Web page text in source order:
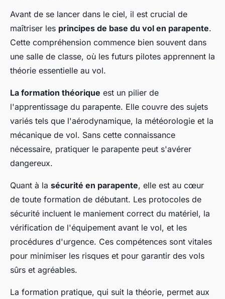
Avant de se lancer dans le ciel, il est crucial de
maîtriser les principes de base du vol en parapente.
Cette compréhension commence bien souvent dans
une salle de classe, où les futurs pilotes apprennent la
théorie essentielle au vol.
La formation théorique est un pilier de
l'apprentissage du parapente. Elle couvre des sujets
variés tels que l'aérodynamique, la météorologie et la
mécanique de vol. Sans cette connaissance
nécessaire, pratiquer le parapente peut s'avérer
dangereux.
Quant à la sécurité en parapente, elle est au cœur
de toute formation de débutant. Les protocoles de
sécurité incluent le maniement correct du matériel, la
vérification de l'équipement avant le vol, et les
procédures d'urgence. Ces compétences sont vitales
pour minimiser les risques et pour garantir des vols
sûrs et agréables.
La formation pratique, qui suit la théorie, permet aux